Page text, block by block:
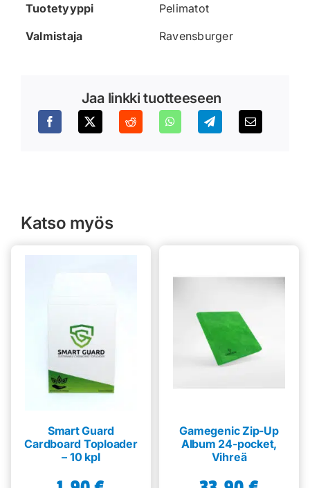
Tuotetyyppi
Pelimatot
Valmistaja
Ravensburger
Jaa linkki tuotteeseen
Katso myös
Smart Guard
Cardboard Toploader
– 10 kpl
Gamegenic Zip-Up
Album 24-pocket,
Vihreä